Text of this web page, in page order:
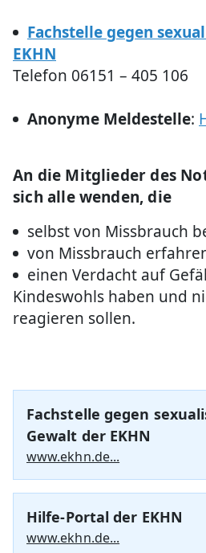
Fachstelle gegen
EKHN
Telefon 06151 – 405 106
Anonyme Meldestelle:
An die Mitglieder des
sich alle wenden, die
selbst von Missbrauch
von Missbrauch
einen Verdacht auf
Kindeswohls haben und
reagieren sollen.
Fachstelle gegen
Gewalt der EKHN
www.ekhn.de...
Hilfe-Portal der EKHN
www.ekhn.de...